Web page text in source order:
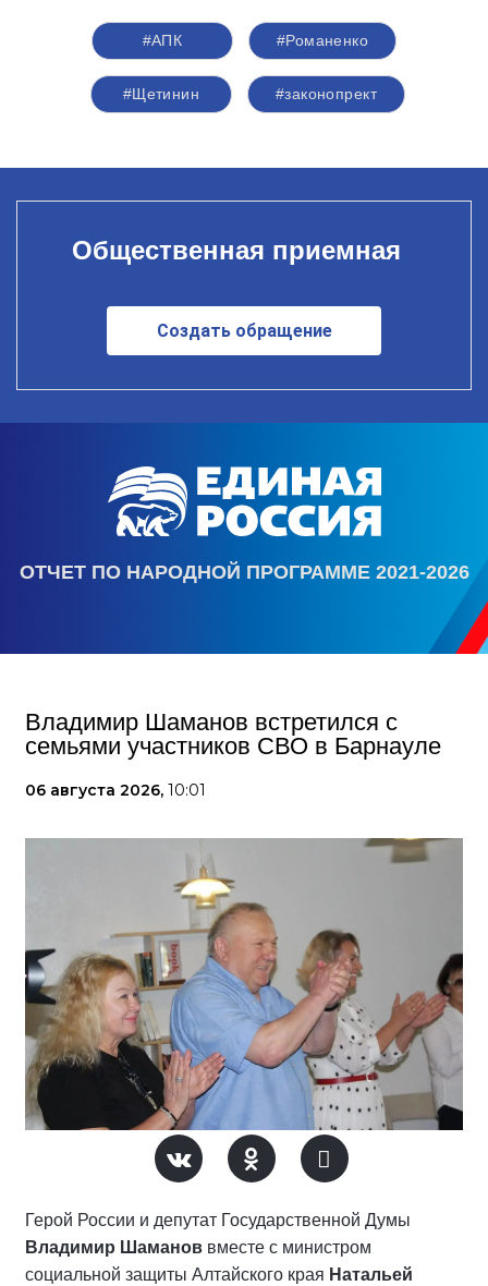
#АПК #Романенко
#Щетинин #законопрект
Общественная приемная
Создать обращение
ОТЧЕТ ПО НАРОДНОЙ ПРОГРАММЕ 2021-2026
Владимир Шаманов встретился с
семьями участников СВО в Барнауле
06 августа 2026, 10:01
Герой России и депутат Государственной Думы
Владимир Шаманов вместе с министром
социальной защиты Алтайского края Натальей